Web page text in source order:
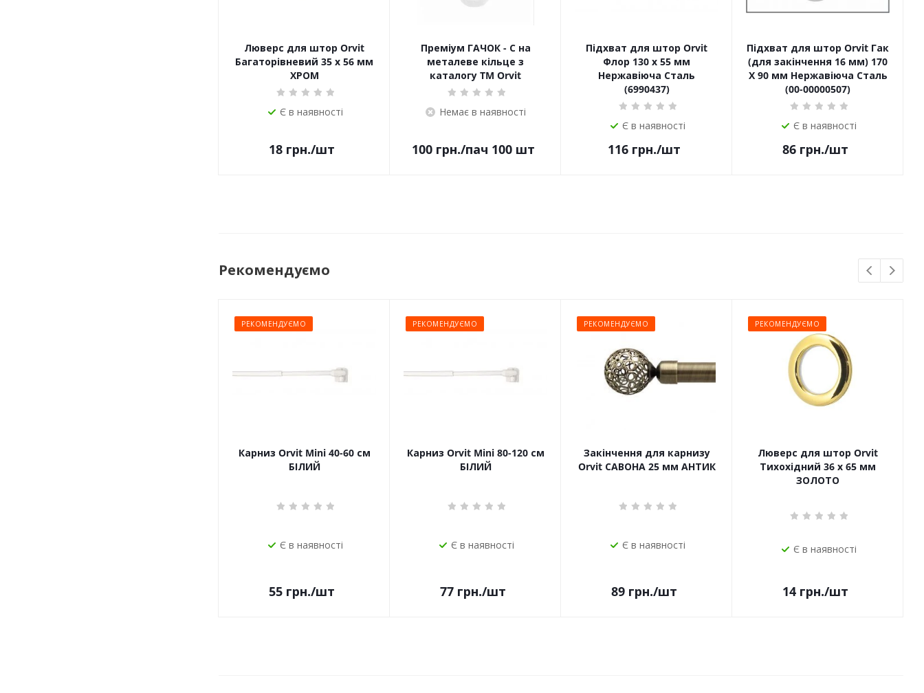
Люверс для штор Orvit
Багаторівневий 35 х 56 мм
ХРОМ
Є в наявності
18 грн./шт
Преміум ГАЧОК - С на
металеве кільце з
каталогу TM Orvit
Немає в наявності
100грн./пач 100 шт
Підхват для штор Orvit
Флор 130 х 55 мм
Нержавіюча Сталь
(6990437)
Є в наявності
116 грн./шт
Підхват для штор Orvit Гак
(для закінчення 16 мм) 170
Х 90 мм Нержавіюча Сталь
(00-00000507)
Є в наявності
86 грн./шт
Рекомендуємо
РЕКОМЕНДУЄМО
Карниз Orvit Mini 40-60 см
БІЛИЙ
Є в наявності
55 грн./шт
РЕКОМЕНДУЄМО
Карниз Orvit Mini 80-120 см
БІЛИЙ
Є в наявності
77 грн./шт
РЕКОМЕНДУЄМО
Закінчення для карнизу
Orvit САВОНА 25 мм АНТИК
Є в наявності
89 грн./шт
РЕКОМЕНДУЄМО
Люверс для штор Orvit
Тихохідний 36 х 65 мм
ЗОЛОТО
Є в наявності
14 грн./шт